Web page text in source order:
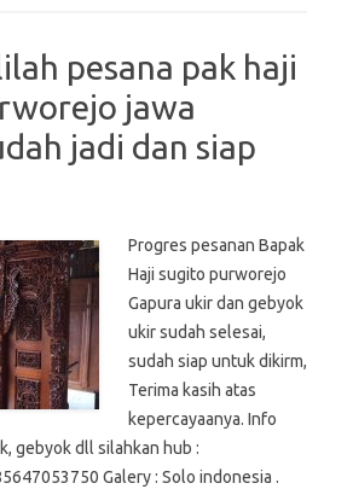
pesana pak haji
jawa
jadi dan siap
Progres pesanan Bapak
Haji sugito purworejo
Gapura ukir dan gebyok
ukir sudah selesai,
sudah siap untuk dikirm,
Terima kasih atas
kepercayaanya. Info
gebyok dll silahkan hub :
Galery : Solo indonesia .